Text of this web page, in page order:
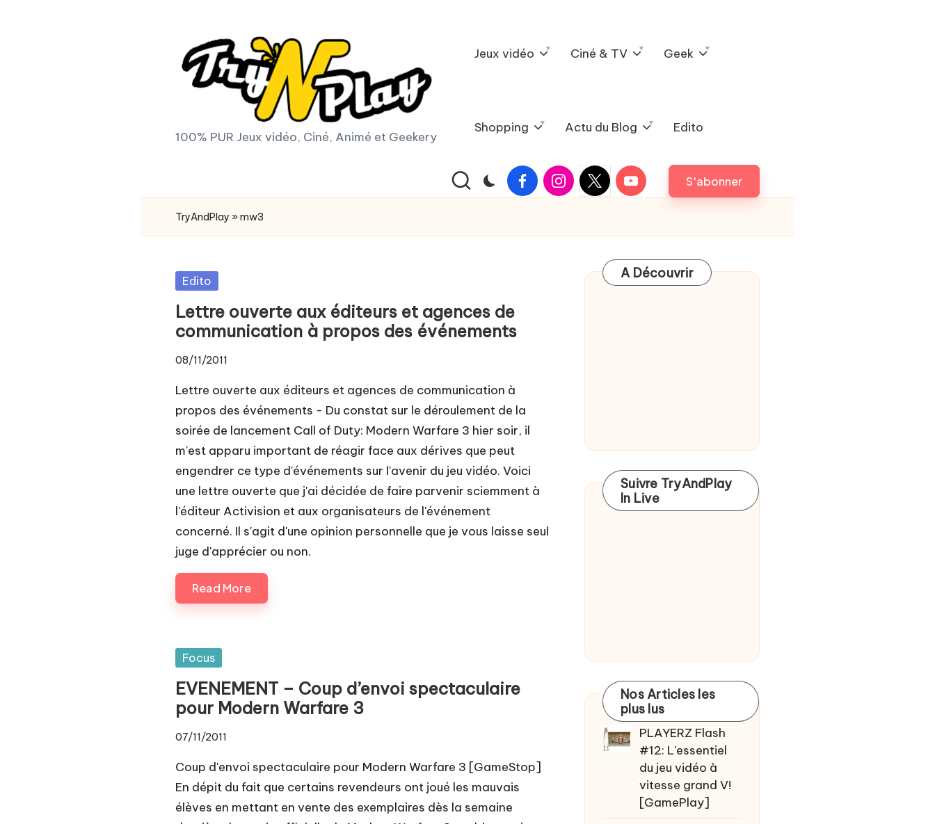
T
y
A
n
d
Pl
a
y.
c
o
m
100% PUR Jeux vidéo, Ciné, Animé et Geekery
Jeux vidéo Ciné & TV Geek
Shopping Actu du Blog Edito
FacebookInstagram
X
|
Youtube S'abonner
TryAndPlay » mw3
Posted
Edito
Lettre ouverte aux éditeurs et agences de
communication à propos des événements
08/11/2011
Lettre ouverte aux éditeurs et agences de communication à
propos des événements - Du constat sur le déroulement de la
soirée de lancement Call of Duty: Modern Warfare 3 hier soir, il
m'est apparu important de réagir face aux dérives que peut
engendrer ce type d'événements sur l'avenir du jeu vidéo. Voici
une lettre ouverte que j'ai décidée de faire parvenir sciemment à
l'éditeur Activision et aux organisateurs de l'événement
concerné. Il s'agit d'une opinion personnelle que je vous laisse seul
juge d'apprécier ou non.
Read More
Posted
Focus
EVENEMENT – Coup d’envoi spectaculaire
pour Modern Warfare 3
07/11/2011
Coup d'envoi spectaculaire pour Modern Warfare 3 [GameStop]
En dépit du fait que certains revendeurs ont joué les mauvais
élèves en mettant en vente des exemplaires dès la semaine
A Découvrir
Suivre TryAndPlay
In Live
Nos Articles les
plus lus
PLAYERZ Flash
#12: L'essentiel
du jeu vidéo à
vitesse grand V!
[GamePlay]